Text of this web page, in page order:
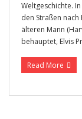
Weltgeschichte.
den Straßen
älteren Mann
behauptet, Elvis
Read More